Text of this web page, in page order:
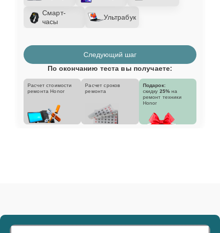
Смарт-
часы
Ультрабук
Следующий шаг
По окончанию теста вы получаете:
Расчет стоимости
ремонта Honor
Расчет сроков
ремонта
Подарок:
скидку 25% на
ремонт техники
Honor